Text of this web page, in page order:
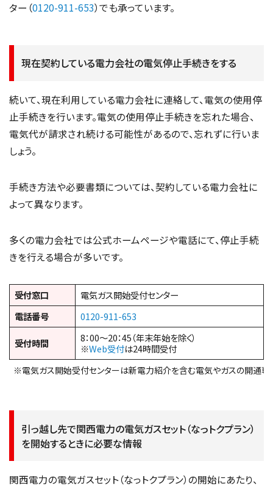
ター（0120-911-653）でも承っています。
現在契約している電力会社の電気停止手続きをする
続いて、現在利用している電力会社に連絡して、電気の使用停
止手続きを行います。電気の使用停止手続きを忘れた場合、
電気代が請求され続ける可能性があるので、忘れずに行いま
しょう。
手続き方法や必要書類については、契約している電力会社に
よって異なります。
多くの電力会社では公式ホームページや電話にて、停止手続
きを行える場合が多いです。
受付窓口
電気ガス開始受付センター
電話番号
0120-911-653
受付時間
8：00～20：45（年末年始を除く）
※Web受付は24時間受付
※電気ガス開始受付センターは新電力紹介を含む電気やガスの開通専
引っ越し先で関西電力の電気ガスセット（なっトクプラン）
を開始するときに必要な情報
関西電力の電気ガスセット（なっトクプラン）の開始にあたり、